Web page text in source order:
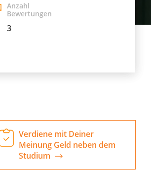
Anzahl
Bewertungen
3
Verdiene mit Deiner
Meinung Geld neben dem
Studium